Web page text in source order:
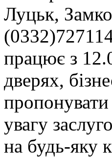
Луцьк,
працює з
дверях,
увагу
на будь-яку